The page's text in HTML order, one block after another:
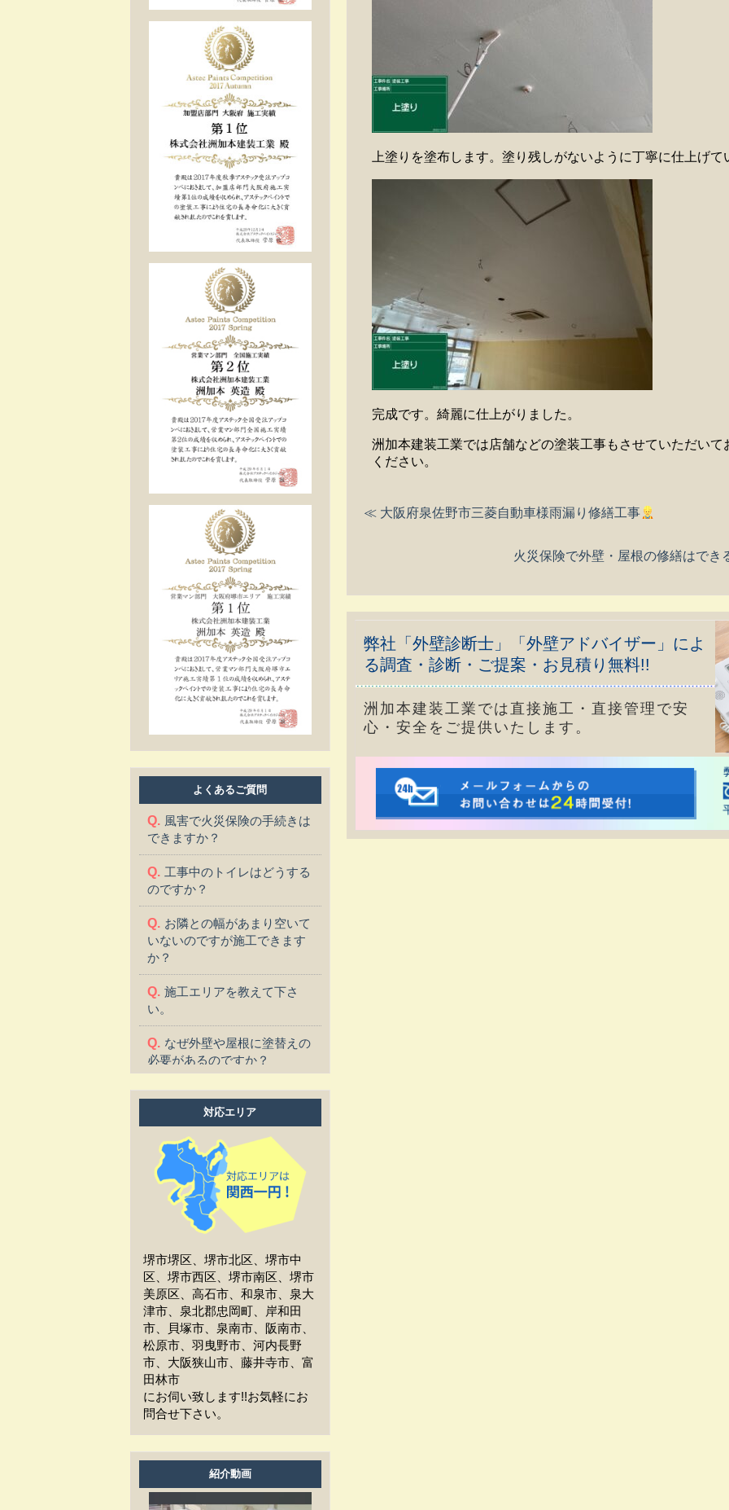
上塗りを塗布します。塗り残しがないように丁寧に仕上げて
完成です。綺麗に仕上がりました。
洲加本建装工業では店舗などの塗装工事もさせていただい
ください。
≪ 大阪府泉佐野市三菱自動車様雨漏り修繕工事
火災保険で外壁・屋根の修繕はで
弊社「外壁診断士」「外壁アドバイザー」によ
る調査・診断・ご提案・お見積り無料!!
洲加本建装工業では直接施工・直接管理で安
心・安全をご提供いたします。
よくあるご質問
風害で火災保険の手続きは
できますか？
工事中のトイレはどうする
のですか？
お隣との幅があまり空いて
いないのですが施工できます
か？
施工エリアを教えて下さ
い。
なぜ外壁や屋根に塗替えの
必要があるのですか？
塗替えに適した季節はあり
工事中、車はどうしたらい
いか？
工事中、気になる事や相談
などがある場合はどうすれば
よいですか？
工事中は留守をしても大丈
夫ですか？
施工後の保証はどうなって
いますか？
作業時間は何時から何時ま
でですか？
家の周囲に荷物を置いてま
すが、どこまで片付ければよ
いですか？
洗濯物は干せますか？
対応エリア
堺市堺区、堺市北区、堺市中
区、堺市西区、堺市南区、堺市
美原区、高石市、和泉市、泉大
津市、泉北郡忠岡町、岸和田
市、貝塚市、泉南市、阪南市、
松原市、羽曳野市、河内長野
市、大阪狭山市、藤井寺市、富
田林市
にお伺い致します!!お気軽にお
問合せ下さい。
紹介動画